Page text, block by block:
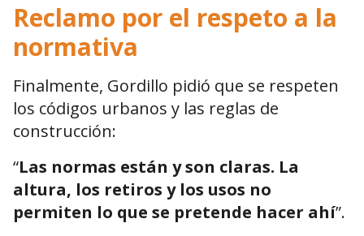
Reclamo por el respeto a la
normativa
Finalmente, Gordillo pidió que se respeten
los códigos urbanos y las reglas de
construcción:
“Las normas están y son claras. La
altura, los retiros y los usos no
permiten lo que se pretende hacer ahí”.